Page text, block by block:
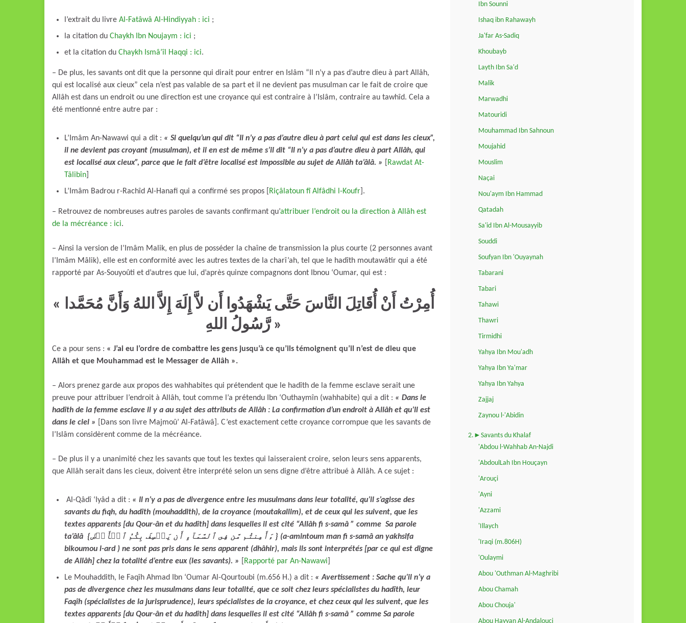
l’extrait du livre Al-Fatâwâ Al-Hindiyyah : ici ;
la citation du Chaykh Ibn Noujaym : ici ;
et la citation du Chaykh Ismâ’îl Haqqi : ici.
– De plus, les savants ont dit que la personne qui dirait pour entrer en Islâm “Il n’y a pas d’autre dieu à part Allâh,
qui est localisé aux cieux” cela n’est pas valable de sa part et il ne devient pas musulman car le fait de croire que
Allâh est dans un endroit ou une direction est une croyance qui est contraire à l’Islâm, contraire au tawhîd. Cela a
été mentionné entre autre par :
L’Imâm An-Nawawi qui a dit : « Si quelqu’un qui dit “Il n’y a pas d’autre dieu à part celui qui est dans les cieux”,
il ne devient pas croyant (musulman), et il en est de même s’il dit “Il n’y a pas d’autre dieu à part Allâh, qui
est localisé aux cieux”, parce que le fait d’être localisé est impossible au sujet de Allâh ta’âlâ. »
Rawdat At-
Tâlibîn
L’Imâm Badrou r-Rachîd Al-Hanafi qui a confirmé ses propos [
Riçâlatoun fî Alfâdhi l-Koufr ].
– Retrouvez de nombreuses autres paroles de savants confirmant qu’attribuer l’endroit ou la direction à Allâh est
de la mécréance : ici.
– Ainsi la version de l’Imâm Malik, en plus de posséder la chaîne de transmission la plus courte (2 personnes avant
l’Imâm Mâlik), elle est en conformité avec les autres textes de la charî’ah, tel que le hadîth moutawâtir qui a été
rapporté par As-Souyoûti et d’autres que lui, d’après quinze compagnons dont Ibnou ‘Oumar, qui est :
« أُمِرْتُ أَنْ أُقَاتِلَ النَّاسَ حَتَّى يَشْهَدُوا أَن لاَّ إِلَهَ إِلاَّ اللهُ وَأَنَّ مُحَمَّدا
رَّسُولُ اللهِ »
Ce a pour sens : « J’ai eu l’ordre de combattre les gens jusqu’à ce qu’ils témoignent qu’il n’est de dieu que
Allâh et que Mouhammad est le Messager de Allâh ».
– Alors prenez garde aux propos des wahhabites qui prétendent que le hadîth de la femme esclave serait une
preuve pour attribuer l’endroit à Allâh, tout comme l’a prétendu Ibn ‘Outhaymîn (wahhabite) qui a dit : « Dans le
hadîth de la femme esclave il y a au sujet des attributs de Allâh : La confirmation d’un endroit à Allâh et qu’Il est
dans le ciel »
[Dans son livre Majmoû’ Al-Fatâwâ]. C’est exactement cette croyance corrompue que les savants de
l’Islâm considèrent comme de la mécréance.
– De plus il y a unanimité chez les savants que tout les textes qui laisseraient croire, selon leurs sens apparents,
que Allâh serait dans les cieux, doivent être interprété selon un sens digne d’être attribué à Allâh. A ce sujet :
Al-Qâdî ‘Iyâd a dit : « Il n’y a pas de divergence entre les musulmans dans leur totalité, qu’il s’agisse des
savants du fiqh, du hadîth (mouhaddith), de la croyance (moutakallim), et de ceux qui les suivent, que les
textes apparents [du Qour-ân et du hadîth] dans lesquelles il est cité “Allâh fi s-samâ ” comme Sa parole
ta’âlâ {ءَأَمِنتُم مَّن فِى ٱلسَّمَآءِ أَن يَخۡسِفَ بِكُمُ ٱلۡأَرۡضَ } (a-amintoum man fi s-samâ an yakhsifa
bikoumou l-ard ) ne sont pas pris dans le sens apparent (dhâhir), mais ils sont interprétés [par ce qui est digne
de Allâh] chez la totalité d’entre eux (les savants). »
Rapporté par An-Nawawi
Le Mouhaddith, le Faqîh Ahmad Ibn ‘Oumar Al-Qourtoubi (m.656 H.) a dit : « Avertissement : Sache qu’il n’y a
pas de divergence chez les musulmans dans leur totalité, que ce soit chez leurs spécialistes du hadîth, leur
Faqîh (spécialistes de la jurisprudence), leurs spécialistes de la croyance, et chez ceux qui les suivent, que les
textes apparents [du Qour-ân et du hadîth] dans lesquelles il est cité “Allâh fi s-samâ ” comme Sa parole
Ibn Sounni
Ishaq ibn Rahawayh
Ja'far As-Sadiq
Khoubayb
Layth Ibn Sa'd
Malik
Marwadhi
Matouridi
Mouhammad Ibn Sahnoun
Moujahid
Mouslim
Naçai
Nou'aym Ibn Hammad
Qatadah
Sa'id Ibn Al-Mousayyib
Souddi
Soufyan Ibn 'Ouyaynah
Tabarani
Tabari
Tahawi
Thawri
Tirmidhi
Yahya Ibn Mou'adh
Yahya Ibn Ya'mar
Yahya Ibn Yahya
Zajjaj
Zaynou l-'Abidin
2.►Savants du Khalaf
'Abdou l-Wahhab An-Najdi
'AbdoulLah Ibn Houçayn
'Arouçi
'Ayni
'Azzami
'Illaych
'Iraqi (m.806H)
'Oulaymi
Abou 'Outhman Al-Maghribi
Abou Chamah
Abou Chouja'
Abou Hayyan Al-Andalouçi